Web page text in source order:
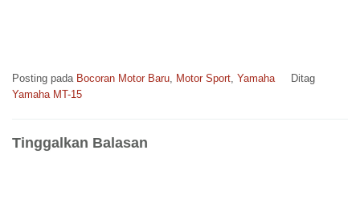
Posting pada Bocoran Motor Baru, Motor Sport, Yamaha
Ditag
Yamaha MT-15
Tinggalkan Balasan